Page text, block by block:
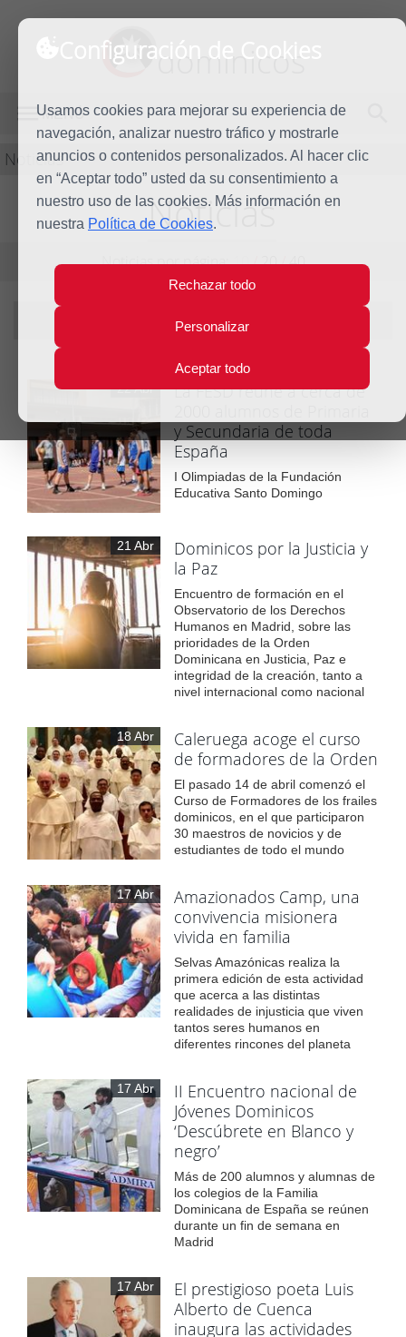
Configuración de Cookies
Usamos cookies para mejorar su experiencia de
navegación, analizar nuestro tráfico y mostrarle
anuncios o contenidos personalizados. Al hacer clic
en “Aceptar todo” usted da su consentimiento a
nuestro uso de las cookies. Más información en
nuestra Política de Cookies.
Rechazar todo
Personalizar
Aceptar todo
dominicos
MENÚ
Noticias
Noticias
Noticias por página:10/20/40
Filtrando por año:2018 |
22 Abr
La FESD reúne a cerca de
y Secundaria de toda
España
I Olimpiadas de la Fundación
Educativa Santo Domingo
21 Abr
Dominicos por la Justicia y
la Paz
Encuentro de formación en el
Observatorio de los Derechos
Humanos en Madrid, sobre las
prioridades de la Orden
Dominicana en Justicia, Paz e
integridad de la creación, tanto a
nivel internacional como nacional
18 Abr
Caleruega acoge el curso
de formadores de la Orden
El pasado 14 de abril comenzó el
Curso de Formadores de los frailes
dominicos, en el que participaron
30 maestros de novicios y de
estudiantes de todo el mundo
17 Abr
Amazionados Camp, una
convivencia misionera
vivida en familia
Selvas Amazónicas realiza la
primera edición de esta actividad
que acerca a las distintas
realidades de injusticia que viven
tantos seres humanos en
diferentes rincones del planeta
17 Abr
II Encuentro nacional de
Jóvenes Dominicos
‘Descúbrete en Blanco y
negro’
Más de 200 alumnos y alumnas de
los colegios de la Familia
Dominicana de España se reúnen
durante un fin de semana en
Madrid
17 Abr
El prestigioso poeta Luis
Alberto de Cuenca
inaugura las actividades